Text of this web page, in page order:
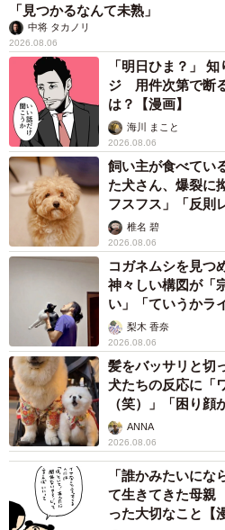
いるのでしょう」と考察。
その上で「今の若者が奇跡を待
な『若さという時間』を知らな
いるパラドックスです。偶然の
来、彼らが嫌う最もタイパの悪
然に身を委ねるのをやめ、『意
勇気と行動力を持つことこそが
的に最も欲しているスキルなの
トしています。
「見つかるなんて未熟」
中将 タカノリ
2026.08.06
「明日ひま？」
ジ 用件次第で断
は？【漫画】
海川 まこと
2026.08.06
飼い主が食べてい
た犬さん、爆裂に
フスフス」「反則
椎名 碧
2026.08.06
コガネムシを見つ
神々しい構図が「
い」「ていうかラ
梨木 香奈
2026.08.06
髪をバッサリと切
犬たちの反応に「
（笑）」「困り顔
ANNA
2026.08.06
「誰かみたいにな
て生きてきた母親
った大切なこと【